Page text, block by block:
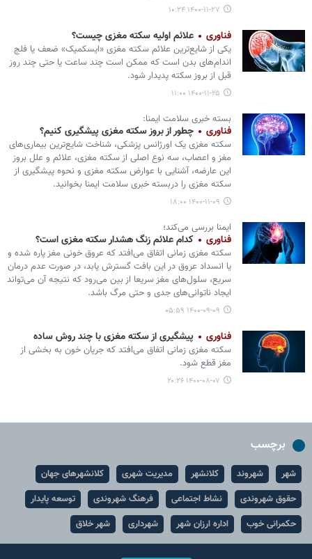
۱۴۰۰-۱۱-۲۷ ۱۰:۲۴
فناوری علائم اولیه سکته مغزی چیست؟
یکی از شایع‌ترین علائم سکته مغزی «ایسکمیک» ضعف یا فلج
اندام‌های بدن است که ممکن است چند ساعت یا حتی چند روز
قبل از بروز سکته پدیدار شود.
۱۴۰۰-۱۱-۲۵ ۱۱:۰۰
بسته خبری سلامت ایمنا:
فناوری چطور از بروز سکته مغزی پیشگیری کنیم؟
سکته مغزی یک اورژانس پزشکی، شناخت شایع‌ترین بیماری‌های
مغز و اعصاب، سه نوع اصلی از سکته مغزی، علائم و علل بروز
این عارضه، آشنایی با عوارض سکته مغزی و نحوه پیشگیری از
سکته مغزی را دربسته خبری سلامت ایمنا بخوانید.
۱۴۰۰-۱۱-۰۹ ۱۸:۰۰
ایمنا بررسی می‌کند؛
فناوری کدام علائم زنگ هشدار سکته مغزی است؟
سکته مغزی زمانی اتفاق می‌افتد که عروق خونی مغز پاره شده و
یا انسداد عروق در این بافت گسترش یابد، در صورت عدم درمان
سریع، سلول‌های مغز سریعا از بین می‌رود که نتیجه آن می‌تواند
ایجاد ناتوانی‌های جدی و حتی مرگ باشد.
۱۴۰۰-۰۹-۰۹ ۰۵:۵۹
فناوری پیشگیری از سکته مغزی با چند روش ساده
سکته مغزی زمانی اتفاق می‌افتد که جریان خون به بخشی از
مغز قطع شود.
۱۴۰۰-۰۸-۰۷ ۲۰:۲۶
برچسب
شهر شهروند کلانشهر مدیریت شهری
کلانشهرهای جهان
حقوق شهروندی
نشاط اجتماعی فرهنگ شهروندی
توسعه پایدار
حکمرانی خوب
اداره ارزان شهر شهرداری شهر خلاق